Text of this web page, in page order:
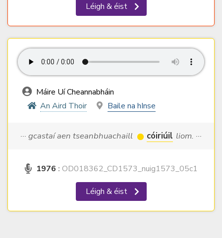
Léigh & éist
Máire Uí Cheannabháin
An Aird Thoir
Baile na hInse
··· gcastaí aen tseanbhuachaill cóiriúil liom. ···
1976 : OD018362_CD1573_nuig1573_05c1
Léigh & éist